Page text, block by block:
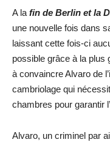
A la fin de Berlin et la
une nouvelle fois dans
laissant cette fois-ci
possible grâce à la plus
à convaincre Alvaro de
cambriolage qui
chambres pour garantir
Alvaro, un criminel par